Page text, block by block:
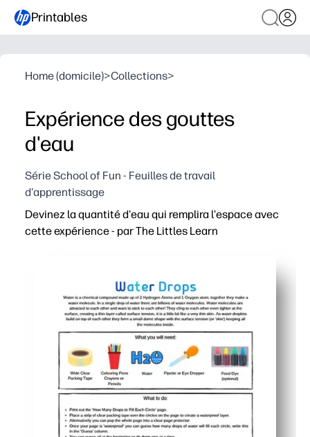
Printables
Home (domicile)>Collections>
Expérience des gouttes
d'eau
Série School of Fun - Feuilles de travail
d'apprentissage
Devinez la quantité d'eau qui remplira l'espace avec
cette expérience - par The Littles Learn